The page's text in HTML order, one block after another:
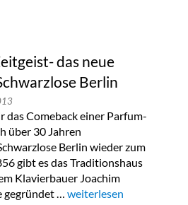
das neue
Berlin
das Comeback einer Parfum-
über 30 Jahren
Berlin wieder zum
gibt es das Traditionshaus
Klavierbauer Joachim
gegründet … „Beauty-News:
weiterlesen